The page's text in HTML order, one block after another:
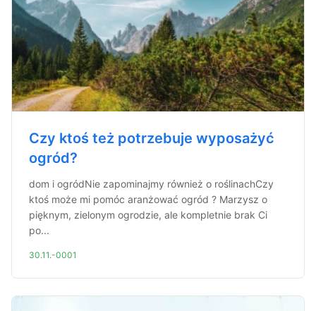
Czy ktoś też potrzebuje wyposażyć
ogród?
dom i ogródNie zapominajmy również o roślinachCzy
ktoś może mi pomóc aranżować ogród ? Marzysz o
pięknym, zielonym ogrodzie, ale kompletnie brak Ci
po...
30.11.-0001